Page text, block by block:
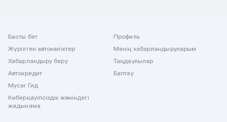
Басты бет
Жүрілген автокөліктер
Хабарландыру беру
Автокредит
Mycar Гид
Киберқауіпсіздік жөніндегі
жадынама
Профиль
Менің хабарландыруларым
Таңдаулылар
Баптау